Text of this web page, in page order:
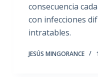
consecuencia
con infecciones
intratables.
JESÚS MINGORANCE